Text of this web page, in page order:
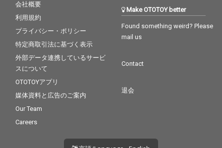
会社概要
利用規約
プライバシー・ポリシー
特定商取引法に基づく表示
外部データ連携しているサービ
スについて
OTOTOYアプリ
媒体資料と広告のご案内
Our Team
Careers
Make OTOTOY better
Found something weird? Please
mail us
Contact
退会